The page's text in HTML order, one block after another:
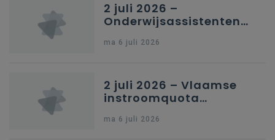
2 juli 2026 –
Onderwijsassistenten
kleuteronderwijs
ma 6 juli 2026
2 juli 2026 – Vlaamse
instroomquota
federale RIZIV-
ma 6 juli 2026